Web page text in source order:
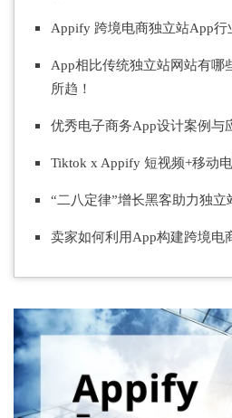
Appify 跨境电商独立站App行
App相比传统独立站网站有哪
所趋！
优秀电子商务App设计案例与
Tiktok x Appify 短视频+移动
“二八定律”增长黑客助力独
卖家如何利用App构建跨境电